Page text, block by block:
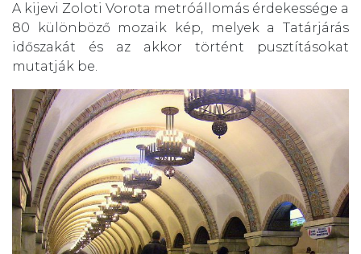
A kijevi Zoloti Vorota metróállomás érdekessége a
80 különböző mozaik kép, melyek a Tatárjárás
időszakát és az akkor történt pusztításokat
mutatják be.